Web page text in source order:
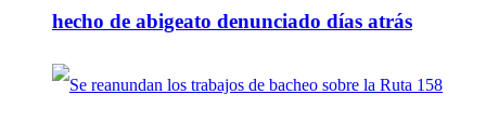
hecho de abigeato denunciado días atrás